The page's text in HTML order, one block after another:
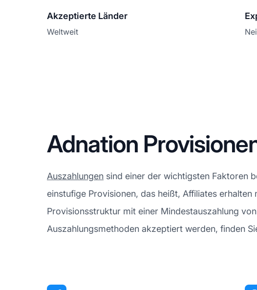
Akzeptierte Länder
Weltweit
Adnation
Auszahlungen sind einer der wichtigsten Faktoren
einstufige Provisionen, das heißt, Affiliates
Provisionsstruktur mit einer Mindestauszahlung
Auszahlungsmethoden akzeptiert werden, finden